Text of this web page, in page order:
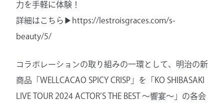
力を手軽に体験！
詳細はこちら▶︎ https://lestroisgraces.com/s-
beauty/5/
コラボレーションの取り組みの一環として、明治の新
商品「WELLCACAO SPICY CRISP」を「KO SHIBASAKI
LIVE TOUR 2024 ACTOR’S THE BEST 〜響宴〜」の各会